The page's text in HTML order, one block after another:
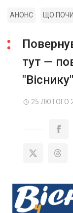
АНОНС ЩО
тут —
"Віснику"
25 ЛЮТОГО